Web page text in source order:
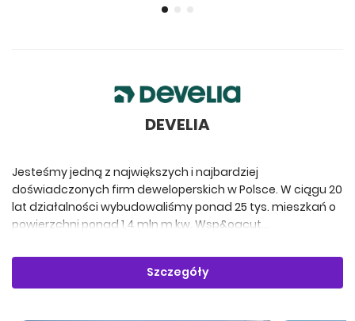
DEVELIA
Jesteśmy jedną z największych i najbardziej
doświadczonych firm deweloperskich w Polsce. W ciągu 20
lat działalności wybudowaliśmy ponad 25 tys. mieszkań o
powierzchni ponad 1,4 mln m.kw. Wsp&oacut...
Szczegóły